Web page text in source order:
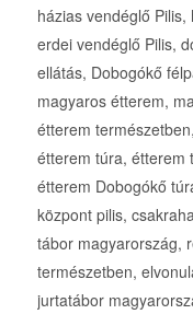
házias vendéglő
erdei vendéglő Pilis,
ellátás, Dobogókő
magyaros étterem,
étterem
étterem túra, étterem
étterem Dobogókő
központ pilis,
tábor magyarország,
természetben,
jurtatábor